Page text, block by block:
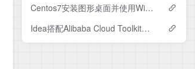
Centos7安装图形桌面并使用Windwos远程连接
Idea搭配Alibaba Cloud Toolkit实现一键部署Springboot和Vue项目到服务器